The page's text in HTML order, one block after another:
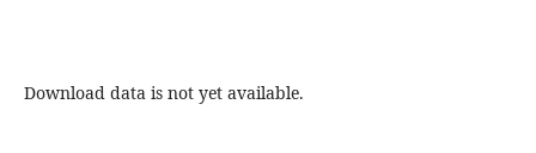
Download data is not yet available.